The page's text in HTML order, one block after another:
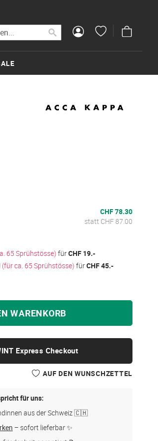
Suche
CHF 78.30
statt CHF 87.00
65 Sprühstösse) fürCHF 19.-
ca. 65 Sprühstösse) fürCHF 45.-
WARENKORB
Express Checkout
AUF DEN WUNSCHZETTEL
für uns:
aus der Schweiz 🇨🇭
– sofort lieferbar ✨